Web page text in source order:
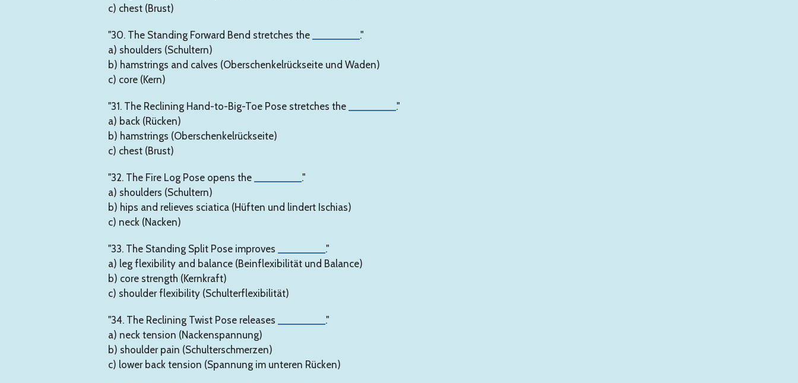
c) chest (Brust)
"30. The Standing Forward Bend stretches the
."
a) shoulders (Schultern)
b) hamstrings and calves (Oberschenkelrückseite und Waden)
c) core (Kern)
"31. The Reclining Hand-to-Big-Toe Pose stretches the
."
a) back (Rücken)
b) hamstrings (Oberschenkelrückseite)
c) chest (Brust)
"32. The Fire Log Pose opens the
."
a) shoulders (Schultern)
b) hips and relieves sciatica (Hüften und lindert Ischias)
c) neck (Nacken)
"33. The Standing Split Pose improves
."
a) leg flexibility and balance (Beinflexibilität und Balance)
b) core strength (Kernkraft)
c) shoulder flexibility (Schulterflexibilität)
"34. The Reclining Twist Pose releases
."
a) neck tension (Nackenspannung)
b) shoulder pain (Schulterschmerzen)
c) lower back tension (Spannung im unteren Rücken)